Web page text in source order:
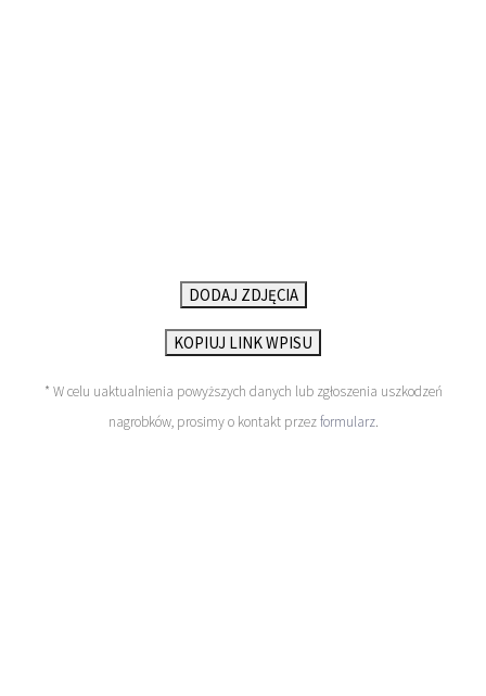
DODAJ ZDJĘCIA
KOPIUJ LINK WPISU
* W celu uaktualnienia powyższych danych lub zgłoszenia uszkodzeń
nagrobków, prosimy o kontakt przezformularz.